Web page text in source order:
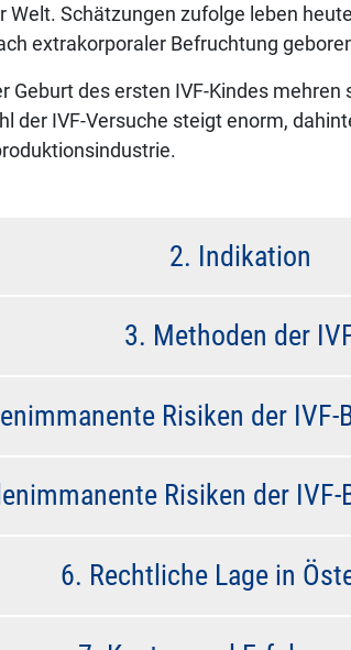
Welt. Schätzungen zufolge leben
extrakorporaler Befruchtung
Geburt des ersten IVF-Kindes
der IVF-Versuche steigt enorm,
2. Indikation
3. Methoden der
Risiken der IVF-
Risiken der
6. Rechtliche Lage in